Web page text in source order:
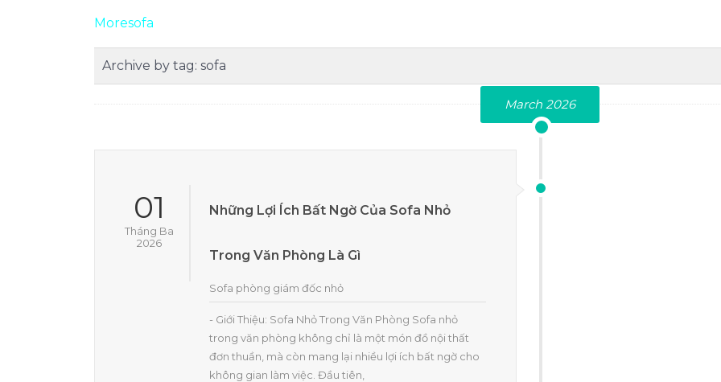
Moresofa
Archive by tag: sofa
March 2026
01
Tháng Ba
2026
Những Lợi Ích Bất Ngờ Của Sofa Nhỏ
Trong Văn Phòng Là Gì
Sofa phòng giám đốc nhỏ
- Giới Thiệu: Sofa Nhỏ Trong Văn Phòng Sofa nhỏ
trong văn phòng không chỉ là một món đồ nội thất
đơn thuần, mà còn mang lại nhiều lợi ích bất ngờ cho
không gian làm việc. Đầu tiên,